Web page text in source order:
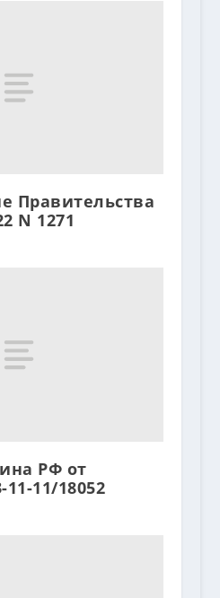
Правительства
N 1271
РФ от
11-11/18052